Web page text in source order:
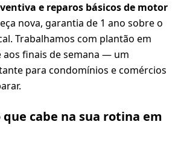
e reparos básicos de motor
nova, garantia de 1 ano sobre o
Trabalhamos com plantão em
aos finais de semana — um
para condomínios e comércios
cabe na sua rotina em